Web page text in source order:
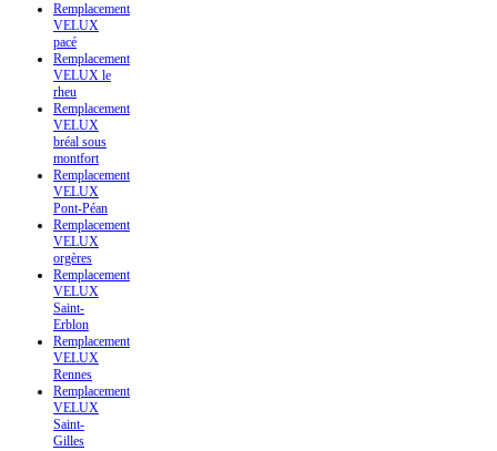
Remplacement
VELUX
pacé
Remplacement
VELUX le
rheu
Remplacement
VELUX
bréal sous
montfort
Remplacement
VELUX
Pont-Péan
Remplacement
VELUX
orgères
Remplacement
VELUX
Saint-
Erblon
Remplacement
VELUX
Rennes
Remplacement
VELUX
Saint-
Gilles